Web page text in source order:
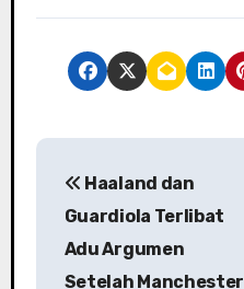
Haaland dan
Guardiola Terlibat
Adu Argumen
Setelah Manchester